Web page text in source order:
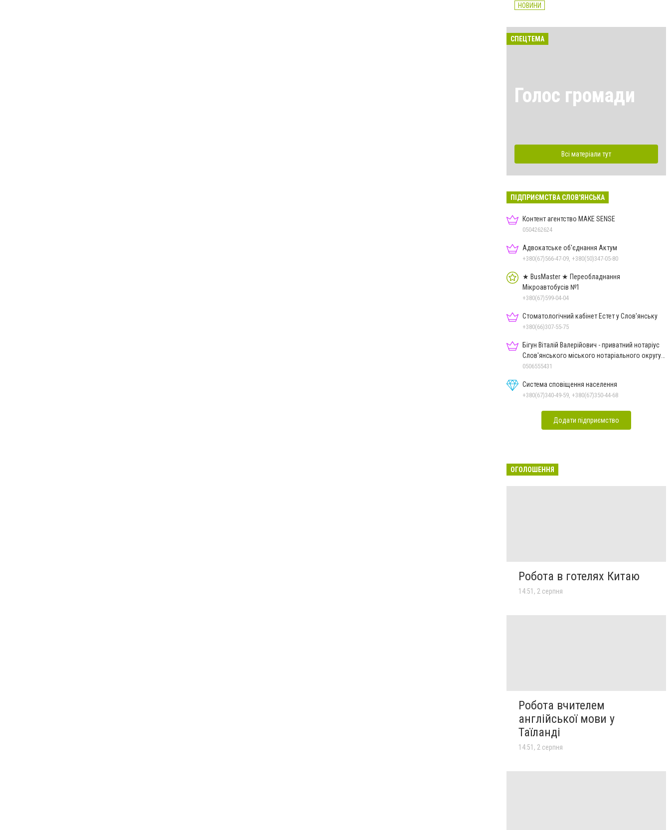
НОВИНИ
СПЕЦТЕМА
Голос громади
Всі матеріали тут
ПІДПРИЄМСТВА СЛОВ'ЯНСЬКА
Контент агентство MAKE SENSE
0504262624
Адвокатське об'єднання Актум
+380(67)566-47-09, +380(50)347-05-80
★ BusMaster ★ Переобладнання
Мікроавтобусів №1
+380(67)599-04-04
Стоматологічний кабінет Естет у Слов'янську
+380(66)307-55-75
Бігун Віталій Валерійович - приватний нотаріус
Слов'янського міського нотаріального округу
Дон.обл.
0506555431
Система сповіщення населення
+380(67)340-49-59, +380(67)350-44-68
Додати підприємство
ОГОЛОШЕННЯ
Робота в готелях Китаю
14:51, 2 серпня
Робота вчителем
англійської мови у
Таїланді
14:51, 2 серпня